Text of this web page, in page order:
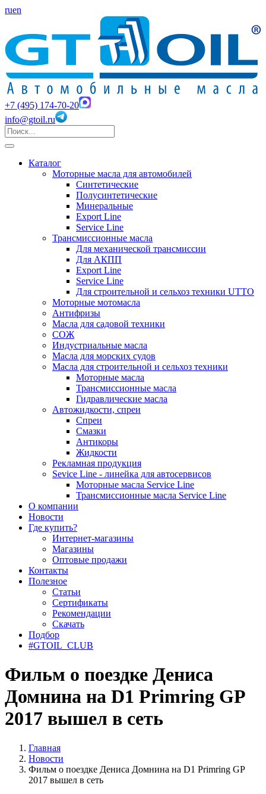
ruen
+7 (495) 174-70-20
info@gtoil.ru
Каталог
Моторные масла для автомобилей
Синтетические
Полусинтетические
Минеральные
Export Line
Service Line
Трансмиссионные масла
Для механической трансмиссии
Для АКПП
Export Line
Service Line
Для строительной и сельхоз техники UTTO
Моторные мотомасла
Антифризы
Масла для садовой техники
СОЖ
Индустриальные масла
Масла для морских судов
Масла для строительной и сельхоз техники
Моторные масла
Трансмиссионные масла
Гидравлические масла
Автожидкости, спреи
Спреи
Смазки
Антикоры
Жидкости
Рекламная продукция
Sevice Line - линейка для автосервисов
Моторные масла Service Line
Трансмиссионные масла Service Line
О компании
Новости
Где купить?
Интернет-магазины
Магазины
Оптовые продажи
Контакты
Полезное
Статьи
Сертификаты
Рекомендации
Скачать
Подбор
#GTOIL_CLUB
Фильм о поездке Дениса
Домнина на D1 Primring GP
2017 вышел в сеть
Главная
Новости
Фильм о поездке Дениса Домнина на D1 Primring GP
2017 вышел в сеть